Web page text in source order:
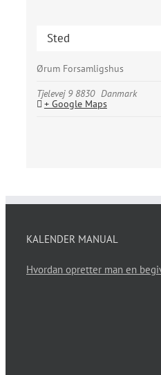
Sted
Ørum Forsamligshus
Tjelevej 9 8830 Danmark
+ Google Maps
KALENDER MANUAL
Hvordan opretter man en